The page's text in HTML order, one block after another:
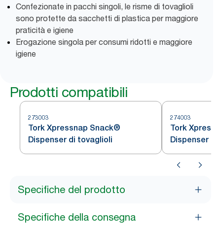
Confezionate in pacchi singoli, le risme di tovaglioli
sono protette da sacchetti di plastica per maggiore
praticità e igiene
Erogazione singola per consumi ridotti e maggiore
igiene
Prodotti compatibili
273003
Tork Xpressnap Snack®
Dispenser di tovaglioli
274003
Tork
Dispenser di
Specifiche del prodotto
Specifiche della consegna